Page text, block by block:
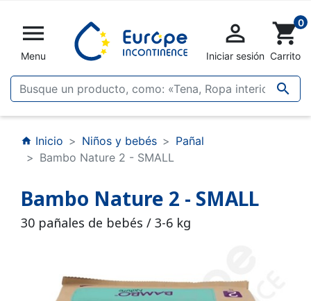

Menu


Iniciar sesión
shopping_cart0
Carrito
home Inicio Niños y bebés
Pañal
Bambo Nature 2 - SMALL
Bambo Nature 2 - SMALL
30 pañales de bebés / 3-6 kg